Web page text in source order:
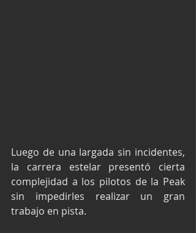
Luego de una largada sin incidentes,
la carrera estelar presentó cierta
complejidad a los pilotos de la Peak
sin impedirles realizar un gran
trabajo en pista.